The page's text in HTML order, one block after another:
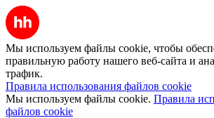
Мы используем файлы cookie, чтобы
правильную работу нашего веб-сайта и
трафик.
Правила использования файлов cookie
Мы используем файлы cookie. Правила
файлов cookie